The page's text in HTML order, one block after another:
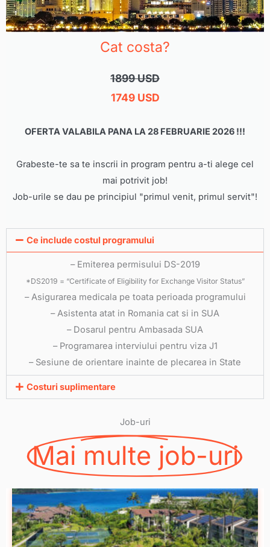
Cat costa?
1899 USD
1749 USD
OFERTA VALABILA PANA LA 28 FEBRUARIE 2026 !!!
Grabeste-te sa te inscrii in program pentru a-ti alege cel
mai potrivit job!
Job-urile se dau pe principiul "primul venit, primul servit"!
Ce include costul programului
– Emiterea permisului DS-2019
*DS2019 = “Certificate of Eligibility for Exchange Visitor Status”
– Asigurarea medicala pe toata perioada programului
– Asistenta atat in Romania cat si in SUA
– Dosarul pentru Ambasada SUA
– Programarea interviului pentru viza J1
– Sesiune de orientare inainte de plecarea in State
Costuri suplimentare
Job-uri
Mai multe job-uri